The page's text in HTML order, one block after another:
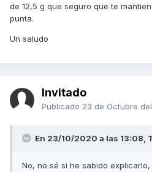
de 12,5 g que seguro que te
punta.
Un saludo
Invitado
Publicado 23 de Octubre
En 23/10/2020 a las 13:08,
No, no sé si he sabido